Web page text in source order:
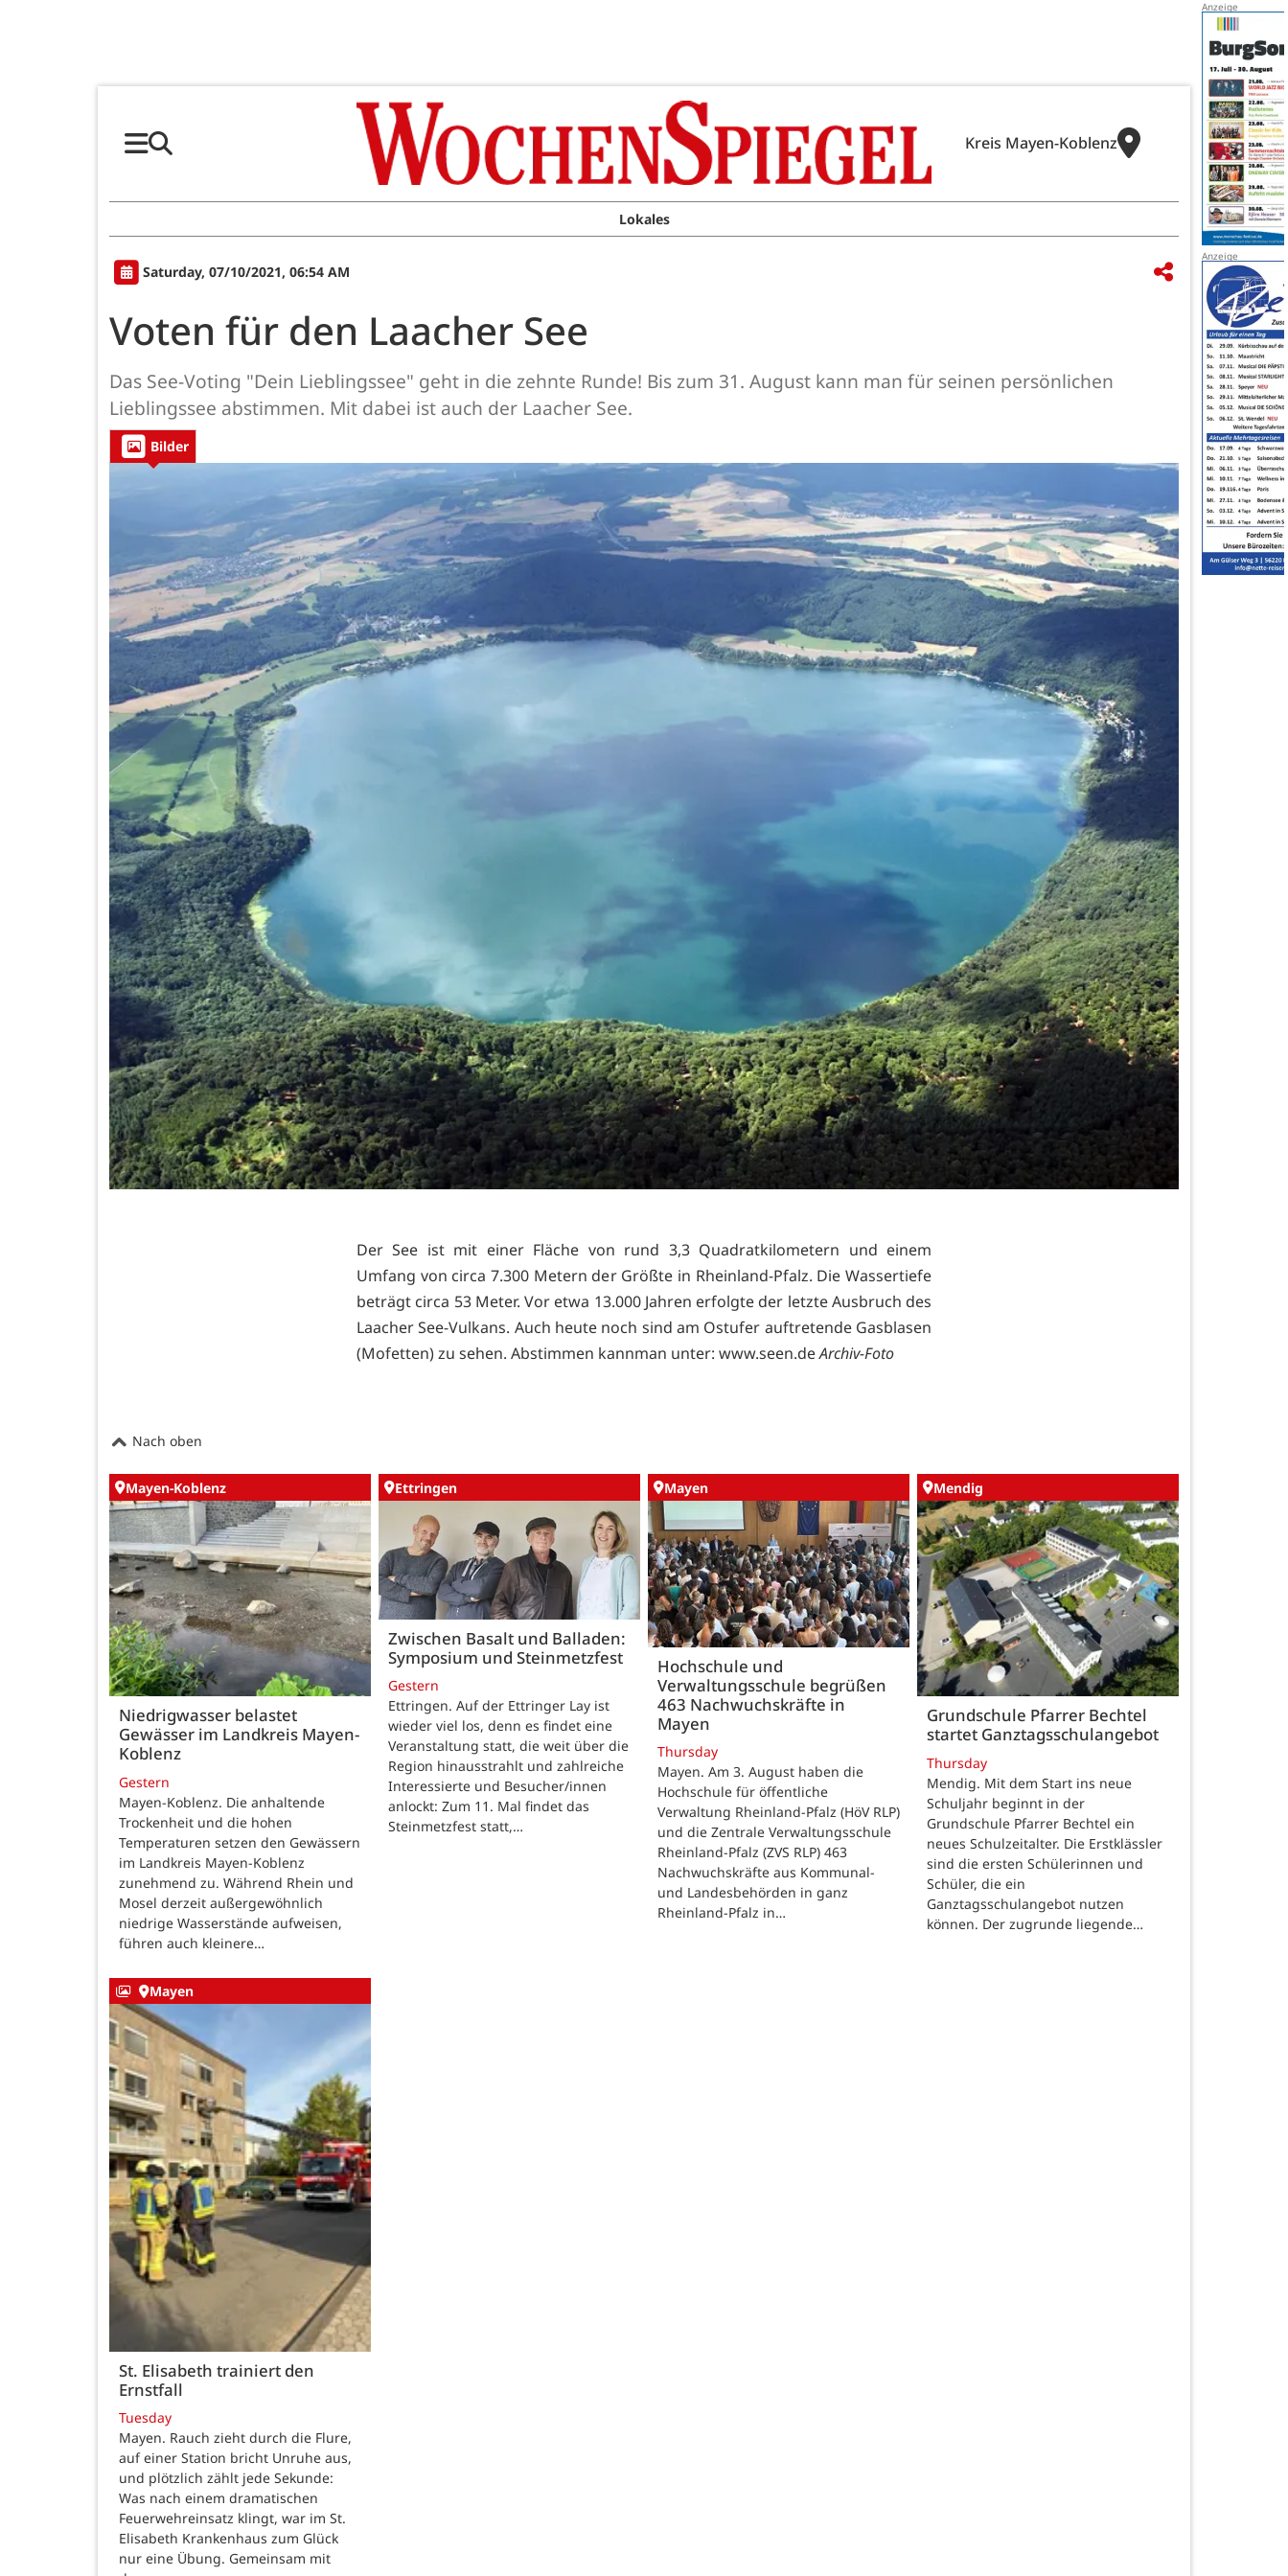
Kreis Mayen-Koblenz
Lokales
Saturday, 07/10/2021, 06:54 AM
Voten für den Laacher See
Das See-Voting "Dein Lieblingssee" geht in die zehnte Runde! Bis zum 31. August kann man für seinen persönlichen
Lieblingssee abstimmen. Mit dabei ist auch der Laacher See.
Bilder
Der See ist mit einer Fläche von rund 3,3 Quadratkilometern und einem
Umfang von circa 7.300 Metern der Größte in Rheinland-Pfalz. Die Wassertiefe
beträgt circa 53 Meter. Vor etwa 13.000 Jahren erfolgte der letzte Ausbruch des
Laacher See-Vulkans. Auch heute noch sind am Ostufer auftretende Gasblasen
(Mofetten) zu sehen. Abstimmen kannman unter: www.seen.deArchiv-Foto
Nach oben
Mayen-Koblenz
Niedrigwasser belastet
Gewässer im Landkreis Mayen-
Koblenz
Gestern
Mayen-Koblenz. Die anhaltende
Trockenheit und die hohen
Temperaturen setzen den Gewässern
im Landkreis Mayen-Koblenz
zunehmend zu. Während Rhein und
Mosel derzeit außergewöhnlich
niedrige Wasserstände aufweisen,
führen auch kleinere…
Ettringen
Zwischen Basalt und Balladen:
Symposium und Steinmetzfest
Gestern
Ettringen. Auf der Ettringer Lay ist
wieder viel los, denn es findet eine
Veranstaltung statt, die weit über die
Region hinausstrahlt und zahlreiche
Interessierte und Besucher/innen
anlockt: Zum 11. Mal findet das
Steinmetzfest statt,…
Mayen
Hochschule und
Verwaltungsschule begrüßen
463 Nachwuchskräfte in
Mayen
Thursday
Mayen. Am 3. August haben die
Hochschule für öffentliche
Verwaltung Rheinland-Pfalz (HöV RLP)
und die Zentrale Verwaltungsschule
Rheinland-Pfalz (ZVS RLP) 463
Nachwuchskräfte aus Kommunal-
und Landesbehörden in ganz
Rheinland-Pfalz in…
Mendig
Grundschule Pfarrer Bechtel
startet Ganztagsschulangebot
Thursday
Mendig. Mit dem Start ins neue
Schuljahr beginnt in der
Grundschule Pfarrer Bechtel ein
neues Schulzeitalter. Die Erstklässler
sind die ersten Schülerinnen und
Schüler, die ein
Ganztagsschulangebot nutzen
können. Der zugrunde liegende…
Mayen
St. Elisabeth trainiert den
Ernstfall
Tuesday
Mayen. Rauch zieht durch die Flure,
auf einer Station bricht Unruhe aus,
und plötzlich zählt jede Sekunde:
Was nach einem dramatischen
Feuerwehreinsatz klingt, war im St.
Elisabeth Krankenhaus zum Glück
nur eine Übung. Gemeinsam mit